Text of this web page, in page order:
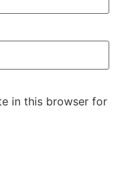
in this browser for